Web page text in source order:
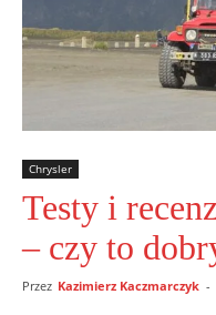
Chrysler
Testy i
– czy to
Przez Kazimierz Kaczmarczyk -